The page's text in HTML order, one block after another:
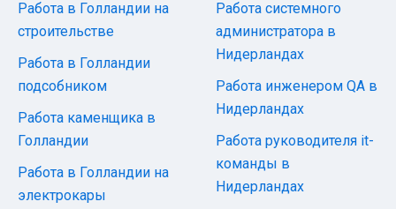
Работа в Голландии на
строительстве
Работа в Голландии
подсобником
Работа каменщика в
Голландии
Работа в Голландии на
электрокары
Работа системного
администратора в
Нидерландах
Работа инженером QA в
Нидерландах
Работа руководителя it-
команды в
Нидерландах